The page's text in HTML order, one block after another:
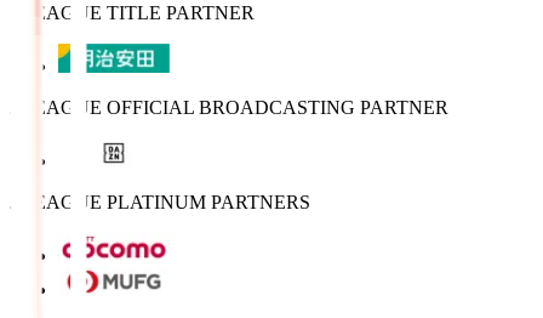
J.LEAGUE TITLE PARTNER
J.LEAGUE OFFICIAL BROADCASTING PARTNER
J.LEAGUE PLATINUM PARTNERS